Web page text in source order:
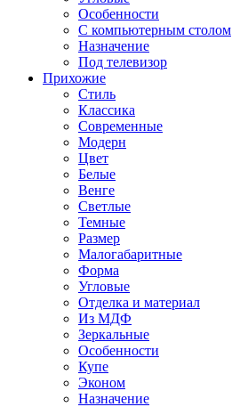
Особенности
С компьютерным столом
Назначение
Под телевизор
Прихожие
Стиль
Классика
Современные
Модерн
Цвет
Белые
Венге
Светлые
Темные
Размер
Малогабаритные
Форма
Угловые
Отделка и материал
Из МДФ
Зеркальные
Особенности
Купе
Эконом
Назначение